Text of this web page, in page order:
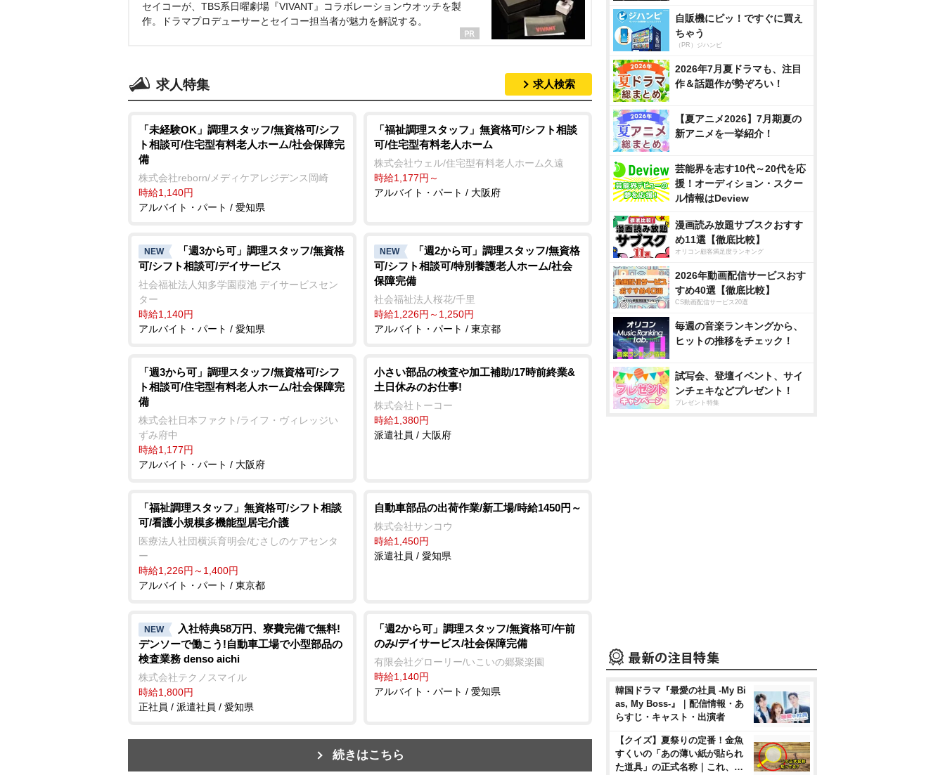
セイコーが、TBS系日曜劇場『VIVANT』コラボレーションウオッチを製
作。ドラマプロデューサーとセイコー担当者が魅力を解説する。
求人特集 求人検索
「未経験OK」調理スタッフ/無資格可/シフ
ト相談可/住宅型有料老人ホーム/社会保障完
備
株式会社reborn/メディケアレジデンス岡崎
時給1,140円
アルバイト・パート / 愛知県
「福祉調理スタッフ」無資格可/シフト相談
可/住宅型有料老人ホーム
株式会社ウェル/住宅型有料老人ホーム久遠
時給1,177円～
アルバイト・パート / 大阪府
NEW
「週3から可」調理スタッフ/無資格
可/シフト相談可/デイサービス
社会福祉法人知多学園葭池 デイサービスセン
ター
時給1,140円
アルバイト・パート / 愛知県
NEW
「週2から可」調理スタッフ/無資格
可/シフト相談可/特別養護老人ホーム/社会
保障完備
社会福祉法人桜花/千里
時給1,226円～1,250円
アルバイト・パート / 東京都
「週3から可」調理スタッフ/無資格可/シフ
ト相談可/住宅型有料老人ホーム/社会保障完
備
株式会社日本ファクト/ライフ・ヴィレッジい
ずみ府中
時給1,177円
アルバイト・パート / 大阪府
小さい部品の検査や加工補助/17時前終業&
土日休みのお仕事!
株式会社トーコー
時給1,380円
派遣社員 / 大阪府
「福祉調理スタッフ」無資格可/シフト相談
可/看護小規模多機能型居宅介護
医療法人社団横浜育明会/むさしのケアセンタ
ー
時給1,226円～1,400円
アルバイト・パート / 東京都
自動車部品の出荷作業/新工場/時給1450円～
株式会社サンコウ
時給1,450円
派遣社員 / 愛知県
NEW
入社特典58万円、寮費完備で無料!
デンソーで働こう!自動車工場で小型部品の
検査業務 denso aichi
株式会社テクノスマイル
時給1,800円
正社員 / 派遣社員 / 愛知県
「週2から可」調理スタッフ/無資格可/午前
のみ/デイサービス/社会保障完備
有限会社グローリー/いこいの郷聚楽園
時給1,140円
アルバイト・パート / 愛知県
続きはこちら
自販機にピッ！ですぐに買え
ちゃう
（PR）ジハンピ
2026年7月夏ドラマも、注目
作＆話題作が勢ぞろい！
【夏アニメ2026】7月期夏の
新アニメを一挙紹介！
芸能界を志す10代～20代を応
援！オーディション・スクー
ル情報はDeview
漫画読み放題サブスクおすす
め11選【徹底比較】
オリコン顧客満足度ランキング
2026年動画配信サービスおす
すめ40選【徹底比較】
CS動画配信サービス20選
毎週の音楽ランキングから、
ヒットの推移をチェック！
試写会、登壇イベント、サイ
ンチェキなどプレゼント！
プレゼント特集
韓国ドラマ『最愛の社員 -My Bi
as, My Boss-』｜配信情報・あ
らすじ・キャスト・出演者
【クイズ】夏祭りの定番！金魚
すくいの「あの薄い紙が貼られ
た道具」の正式名称｜これ、…